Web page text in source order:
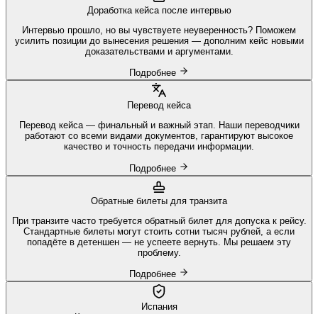
Доработка кейса после интервью
Интервью прошло, но вы чувствуете неуверенность? Поможем
усилить позиции до вынесения решения — дополним кейс новыми
доказательствами и аргументами.
Подробнее
Перевод кейса
Перевод кейса — финальный и важный этап. Наши переводчики
работают со всеми видами документов, гарантируют высокое
качество и точность передачи информации.
Подробнее
Обратные билеты для транзита
При транзите часто требуется обратный билет для допуска к рейсу.
Стандартные билеты могут стоить сотни тысяч рублей, а если
попадёте в детеншен — не успеете вернуть. Мы решаем эту
проблему.
Подробнее
Испания